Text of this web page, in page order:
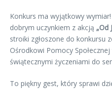
Konkurs ma wyjątkowy
dobrym uczynkiem z akcją „Od
stroiki zgłoszone do konkursu
Ośrodkowi Pomocy
świątecznymi życzeniami do
To piękny gest, który sprawi